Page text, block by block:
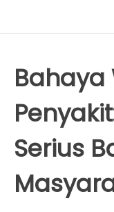
Bahaya
Serius